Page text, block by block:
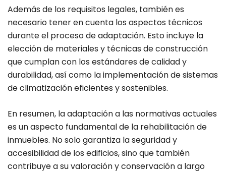
Además de los requisitos legales, también es
necesario tener en cuenta los aspectos técnicos
durante el proceso de adaptación. Esto incluye la
elección de materiales y técnicas de construcción
que cumplan con los estándares de calidad y
durabilidad, así como la implementación de sistemas
de climatización eficientes y sostenibles.
En resumen, la adaptación a las normativas actuales
es un aspecto fundamental de la rehabilitación de
inmuebles. No solo garantiza la seguridad y
accesibilidad de los edificios, sino que también
contribuye a su valoración y conservación a largo